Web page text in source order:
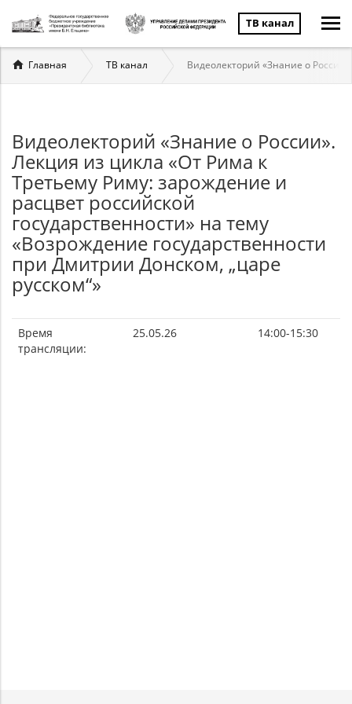
ТВ канал
Вы
здесь
Главная ТВ канал Видеолекторий «Знание о
Видеолекторий «Знание о России».
Лекция из цикла «От Рима к
Третьему Риму: зарождение и
расцвет российской
государственности» на тему
«Возрождение государственности
при Дмитрии Донском, „царе
русском“»
Время
трансляции:
25.05.26 14:00-15:30